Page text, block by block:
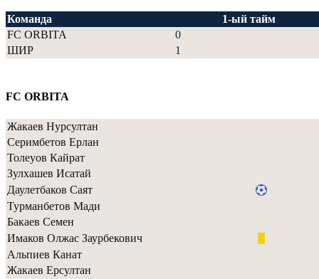
Команда
1-ый тайм
FC ORBITA
0
ШИР
1
FC ORBITA
Жакаев Нурсултан
Серимбетов Ерлан
Толеуов Кайрат
Зулхашев Исатай
Даулетбаков Саят
Турманбетов Мади
Бакаев Семен
Имаков Олжас Заурбекович
Альпиев Канат
Жакаев Ерсултан